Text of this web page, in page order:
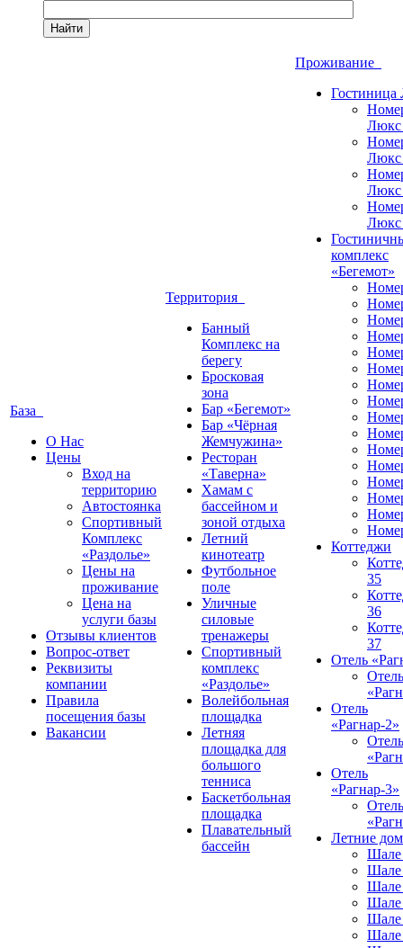
Найти
База
О Нас
Цены
Вход на
территорию
Автостоянка
Спортивный
Комплекс
«Раздолье»
Цены на
проживание
Цена на
услуги базы
Отзывы клиентов
Вопрос-ответ
Реквизиты
компании
Правила
посещения базы
Вакансии
Территория
Банный
Комплекс на
берегу
Бросковая
зона
Бар «Бегемот»
Бар «Чёрная
Жемчужина»
Ресторан
«Таверна»
Хамам с
бассейном и
зоной отдыха
Летний
кинотеатр
Футбольное
поле
Уличные
силовые
тренажеры
Спортивный
комплекс
«Раздолье»
Волейбольная
площадка
Летняя
площадка для
большого
тенниса
Баскетбольная
площадка
Плавательный
бассейн
Проживание
комплекс
«Бегемот»
Коттеджи
35
36
37
Отель
Отель
Отель
«Рагнар-2»
Отель
Отель
«Рагнар-3»
Отель
Летние